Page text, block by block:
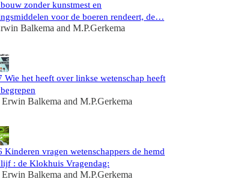
zonder kunstmest en
voor de boeren rendeert, de…
Balkema and M.P.Gerkema
Wie het heeft over linkse wetenschap heeft
Erwin Balkema and M.P.Gerkema
Kinderen vragen wetenschappers de hemd
: de Klokhuis Vragendag:
Erwin Balkema and M.P.Gerkema